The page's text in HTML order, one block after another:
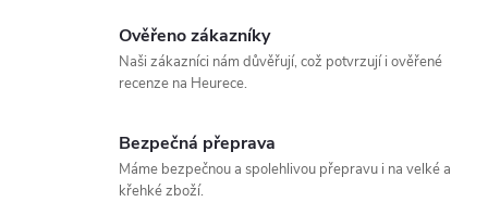
Ověřeno zákazníky
Naši zákazníci nám důvěřují, což potvrzují i ověřené
recenze na Heurece.
Bezpečná přeprava
Máme bezpečnou a spolehlivou přepravu i na velké a
křehké zboží.